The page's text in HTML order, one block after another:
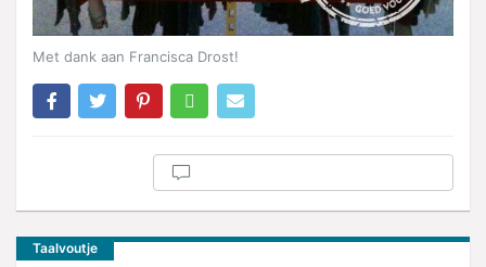
Met dank aan Francisca Drost!
Taalvoutje